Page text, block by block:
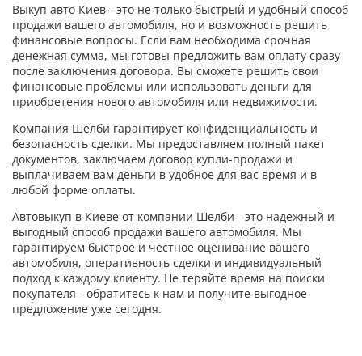
Выкуп авто Киев - это не только быстрый и удобный способ
продажи вашего автомобиля, но и возможность решить
финансовые вопросы. Если вам необходима срочная
денежная сумма, мы готовы предложить вам оплату сразу
после заключения договора. Вы сможете решить свои
финансовые проблемы или использовать деньги для
приобретения нового автомобиля или недвижимости.
Компания Шелби гарантирует конфиденциальность и
безопасность сделки. Мы предоставляем полный пакет
документов, заключаем договор купли-продажи и
выплачиваем вам деньги в удобное для вас время и в
любой форме оплаты.
Автовыкуп в Киеве от компании Шелби - это надежный и
выгодный способ продажи вашего автомобиля. Мы
гарантируем быстрое и честное оценивание вашего
автомобиля, оперативность сделки и индивидуальный
подход к каждому клиенту. Не теряйте время на поиски
покупателя - обратитесь к нам и получите выгодное
предложение уже сегодня.